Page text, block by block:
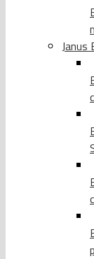
Janus